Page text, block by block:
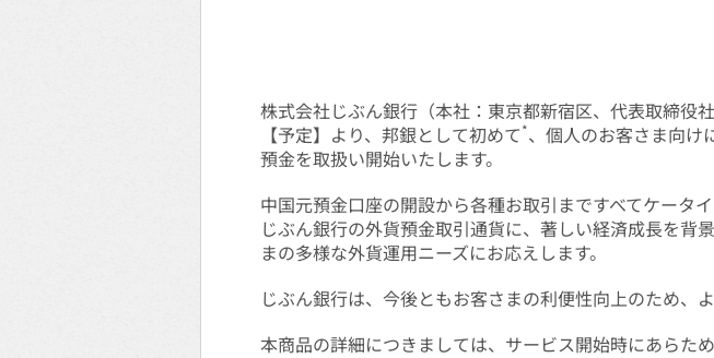
株式会社じぶん銀行（本社：東京都新宿区、代表取締役
【予定】より、邦銀として初めて*、個人のお客さま向け
預金を取扱い開始いたします。
中国元預金口座の開設から各種お取引まですべてケータ
じぶん銀行の外貨預金取引通貨に、著しい経済成長を背
まの多様な外貨運用ニーズにお応えします。
じぶん銀行は、今後ともお客さまの利便性向上のため、
本商品の詳細につきましては、サービス開始時にあらた